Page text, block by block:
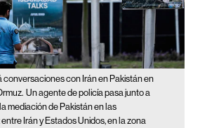
conversaciones con Irán en Pakistán en
Un agente de policía pasa junto a
mediación de Pakistán en las
Irán y Estados Unidos, en la zona